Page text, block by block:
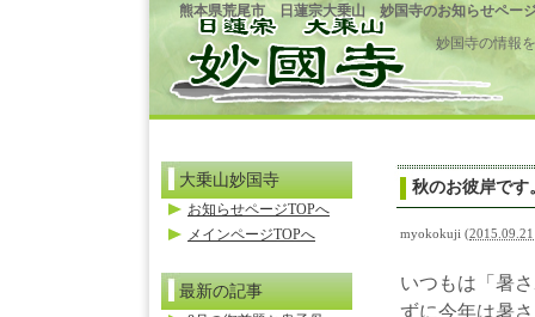
熊本県荒尾市 日蓮宗大乗山 妙国寺のお知らせペー
妙国寺の情報
秋のお彼岸です
myokokuji (
いつもは「暑
ずに今年は暑
大乗山妙国寺
お知らせページTOPへ
メインページTOPへ
最新の記事